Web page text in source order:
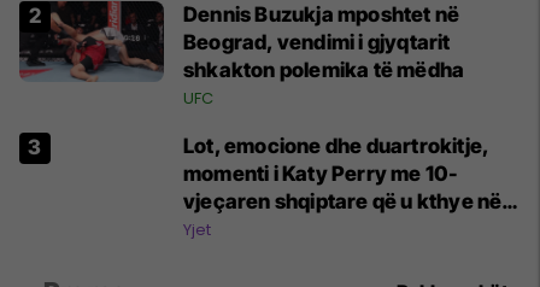
Dennis Buzukja mposhtet në
Beograd, vendimi i gjyqtarit
shkakton polemika të mëdha
UFC
Lot, emocione dhe duartrokitje,
momenti i Katy Perry me 10-
vjeçaren shqiptare që u kthye në
simbolin e natës në Sunny Hill
Yjet